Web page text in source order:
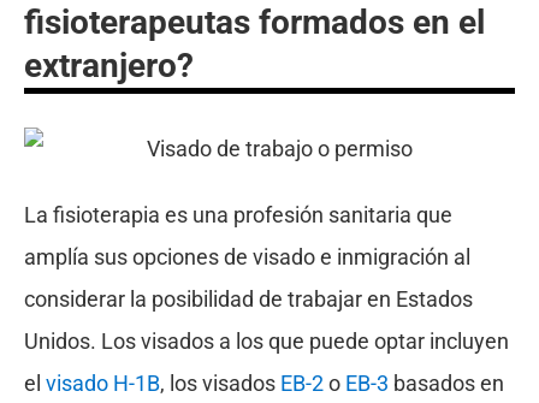
fisioterapeutas formados en el
extranjero?
La fisioterapia es una profesión sanitaria que
amplía sus opciones de visado e inmigración al
considerar la posibilidad de trabajar en Estados
Unidos. Los visados a los que puede optar incluyen
el visado H-1B, los visados EB-2o EB-3 basados en